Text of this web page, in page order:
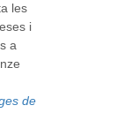
les
i
a
de